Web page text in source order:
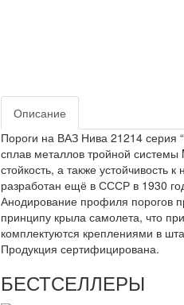
Описание
Пороги на ВАЗ Нива 21214 серия
сплав металлов тройной
стойкость, а также
разработан ещё в СССР в 1930
Анодирование профиля порогов
принципу крыла самолета, что
комплектуются креплениями в
Продукция сертифицирована.
БЕСТСЕЛЛЕРЫ